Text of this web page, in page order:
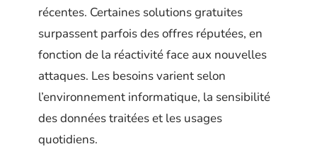
récentes. Certaines solutions gratuites
surpassent parfois des offres réputées, en
fonction de la réactivité face aux nouvelles
attaques. Les besoins varient selon
l’environnement informatique, la sensibilité
des données traitées et les usages
quotidiens.